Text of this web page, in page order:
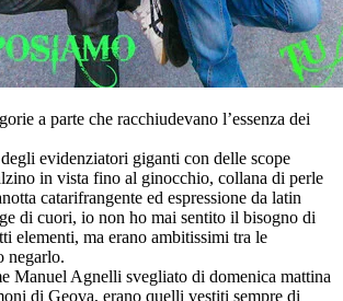
a parte che racchiudevano l’essenza dei
evidenziatori giganti con delle scope
in vista fino al ginocchio, collana di perle
catarifrangente ed espressione da latin
di cuori, io non ho mai sentito il bisogno di
elementi, ma erano ambitissimi tra le
negarlo.
Manuel Agnelli svegliato di domenica mattina
di Geova, erano quelli vestiti sempre di